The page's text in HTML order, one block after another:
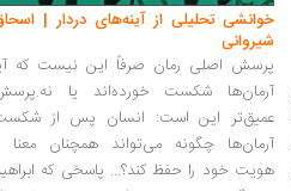
خوانشی تحلیلی از آینه‌های دردار |
شیروانی
پرسش اصلی رمان صرفاً این نیست که
آرمان‌ها شکست خورده‌اند یا
عمیق‌تر این است: انسان پس از
آرمان‌ها چگونه می‌تواند همچنان معنا
هویت خود را حفظ کند؟... پاسخی که